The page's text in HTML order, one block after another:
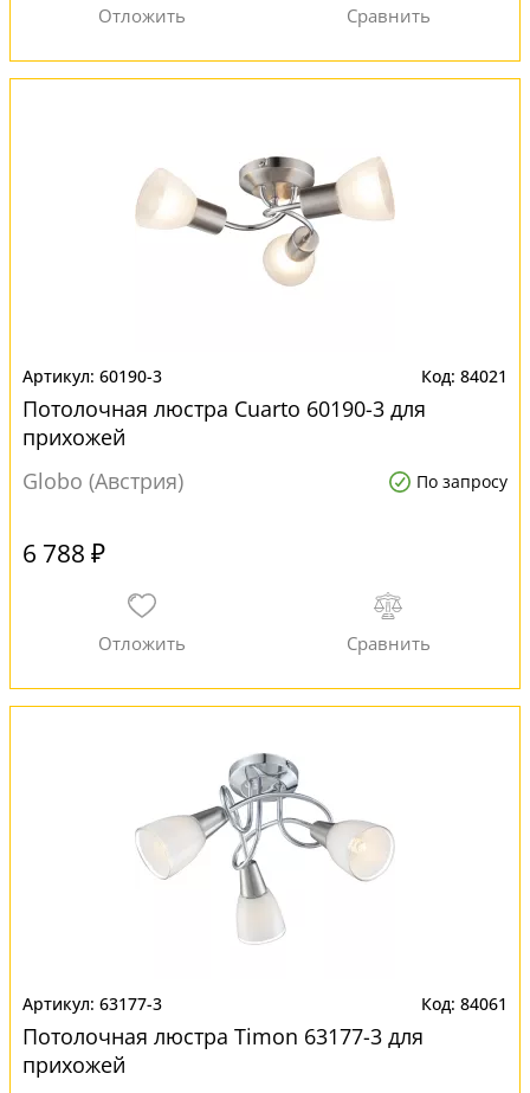
60190-3 84021
Потолочная люстра Cuarto 60190-3 для
прихожей
Globo (Австрия)
По запросу
6 788 ₽
63177-3 84061
Потолочная люстра Timon 63177-3 для
прихожей